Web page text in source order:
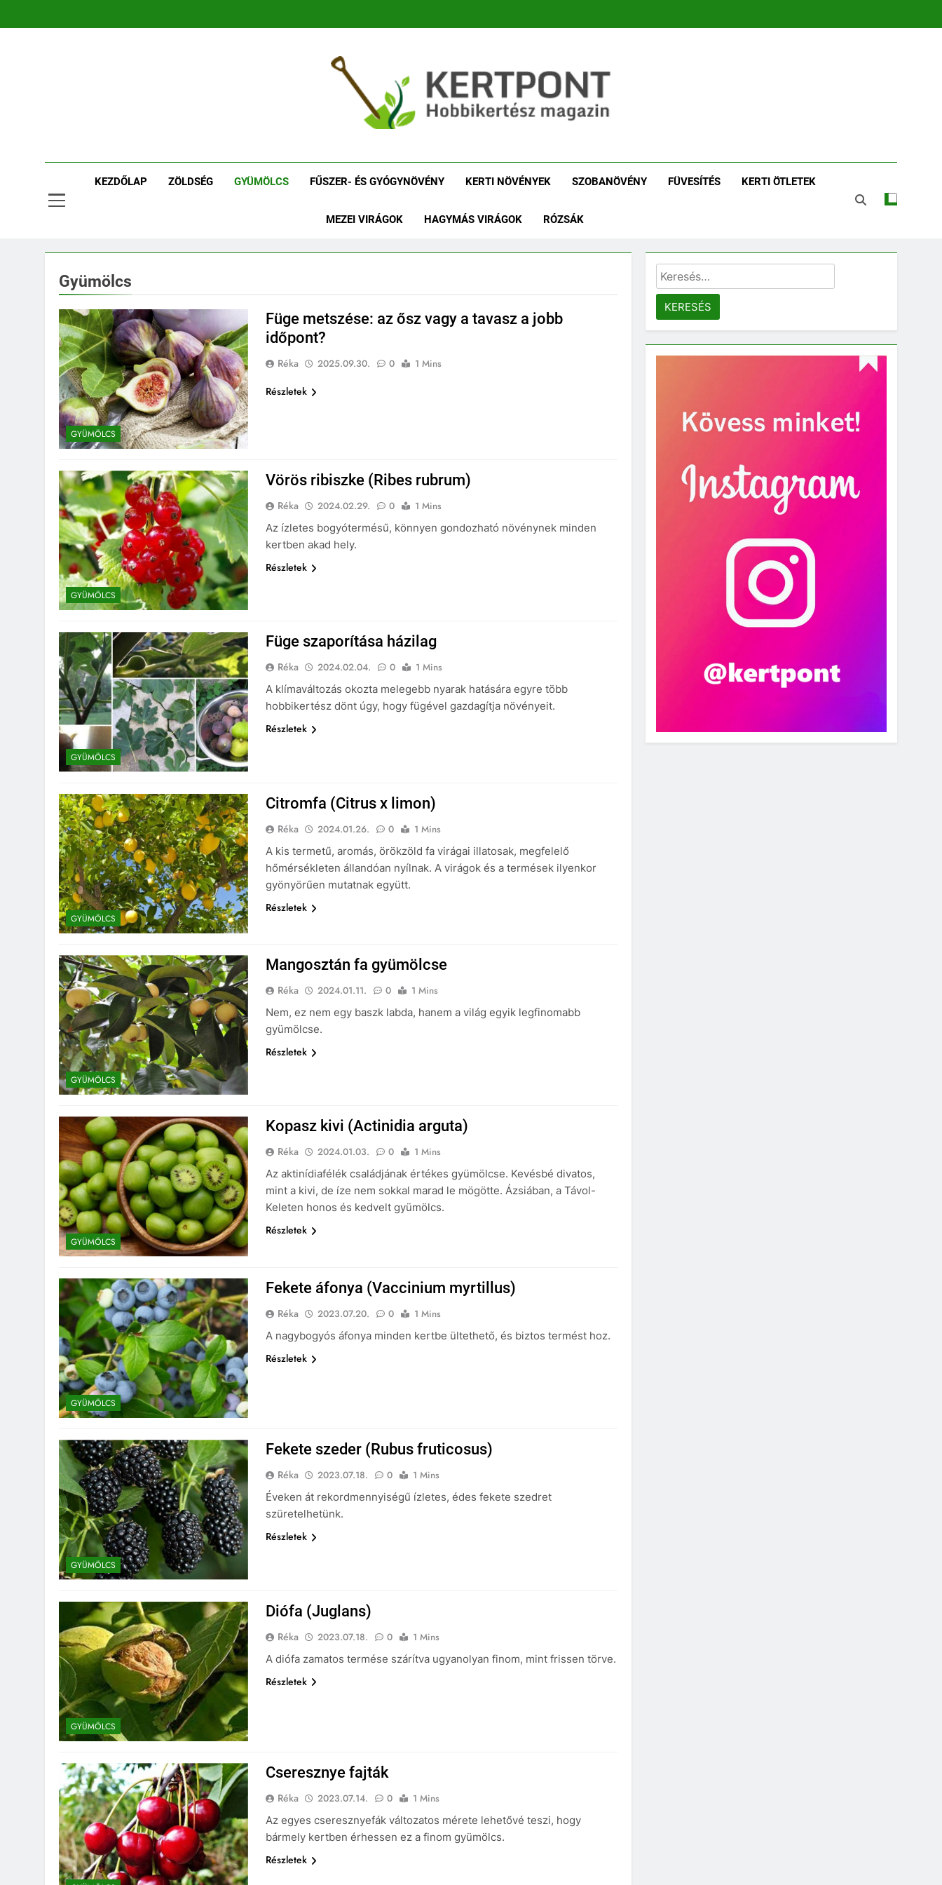
Növényhatározó
KEZDŐLAP ZÖLDSÉG GYÜMÖLCS FŰSZER- ÉS GYÓGYNÖVÉNY KERTI NÖVÉNYEK SZOBANÖVÉNY FÜVESÍTÉS KERTI ÖTLETEK
MEZEI VIRÁGOK HAGYMÁS VIRÁGOK RÓZSÁK
Gyümölcs
GYÜMÖLCS
Füge metszése: az ősz vagy a tavasz a jobb
időpont?
Réka 2025.09.30. 0 1 Mins
Részletek
GYÜMÖLCS
Vörös ribiszke (Ribes rubrum)
Réka 2024.02.29. 0
1 Mins
Az ízletes bogyótermésű, könnyen gondozható növénynek minden
kertben akad hely.
Részletek
GYÜMÖLCS
Füge szaporítása házilag
Réka 2024.02.04. 0
1 Mins
A klímaváltozás okozta melegebb nyarak hatására egyre több
hobbikertész dönt úgy, hogy fügével gazdagítja növényeit.
Részletek
GYÜMÖLCS
Citromfa (Citrus x limon)
Réka 2024.01.26. 0
1 Mins
A kis termetű, aromás, örökzöld fa virágai illatosak, megfelelő
hőmérsékleten állandóan nyílnak. A virágok és a termések ilyenkor
gyönyörűen mutatnak együtt.
Részletek
GYÜMÖLCS
Mangosztán fa gyümölcse
Réka 2024.01.11. 0
1 Mins
Nem, ez nem egy baszk labda, hanem a világ egyik legfinomabb
gyümölcse.
Részletek
GYÜMÖLCS
Kopasz kivi (Actinidia arguta)
Réka 2024.01.03. 0
1 Mins
Az aktinídiafélék családjának értékes gyümölcse. Kevésbé divatos,
mint a kivi, de íze nem sokkal marad le mögötte. Ázsiában, a Távol-
Keleten honos és kedvelt gyümölcs.
Részletek
GYÜMÖLCS
Fekete áfonya (Vaccinium myrtillus)
Réka 2023.07.20. 0
1 Mins
A nagybogyós áfonya minden kertbe ültethető, és biztos termést hoz.
Részletek
GYÜMÖLCS
Fekete szeder (Rubus fruticosus)
Réka 2023.07.18. 0
1 Mins
Éveken át rekordmennyiségű ízletes, édes fekete szedret
szüretelhetünk.
Részletek
GYÜMÖLCS
Diófa (Juglans)
Réka 2023.07.18. 0
1 Mins
A diófa zamatos termése szárítva ugyanolyan finom, mint frissen törve.
Részletek
Cseresznye fajták
Réka 2023.07.14. 0
1 Mins
Az egyes cseresznyefák változatos mérete lehetővé teszi, hogy
bármely kertben érhessen ez a finom gyümölcs.
Részletek
Keresés: